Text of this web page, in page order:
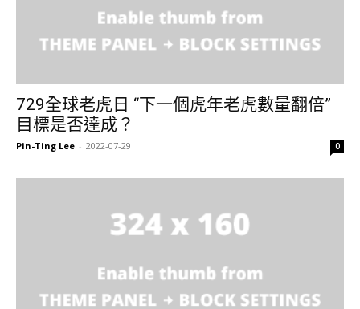
729全球老虎日 “下一個虎年老虎數量翻倍”
目標是否達成？
Pin-Ting Lee - 2022-07-29 0